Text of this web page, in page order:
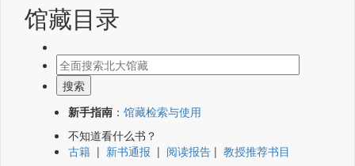
馆藏目录
新手指南 ： 馆藏检索与使用
不知道看什么书？
古籍 | 新书通报 | 阅读报告 | 教授推荐书目